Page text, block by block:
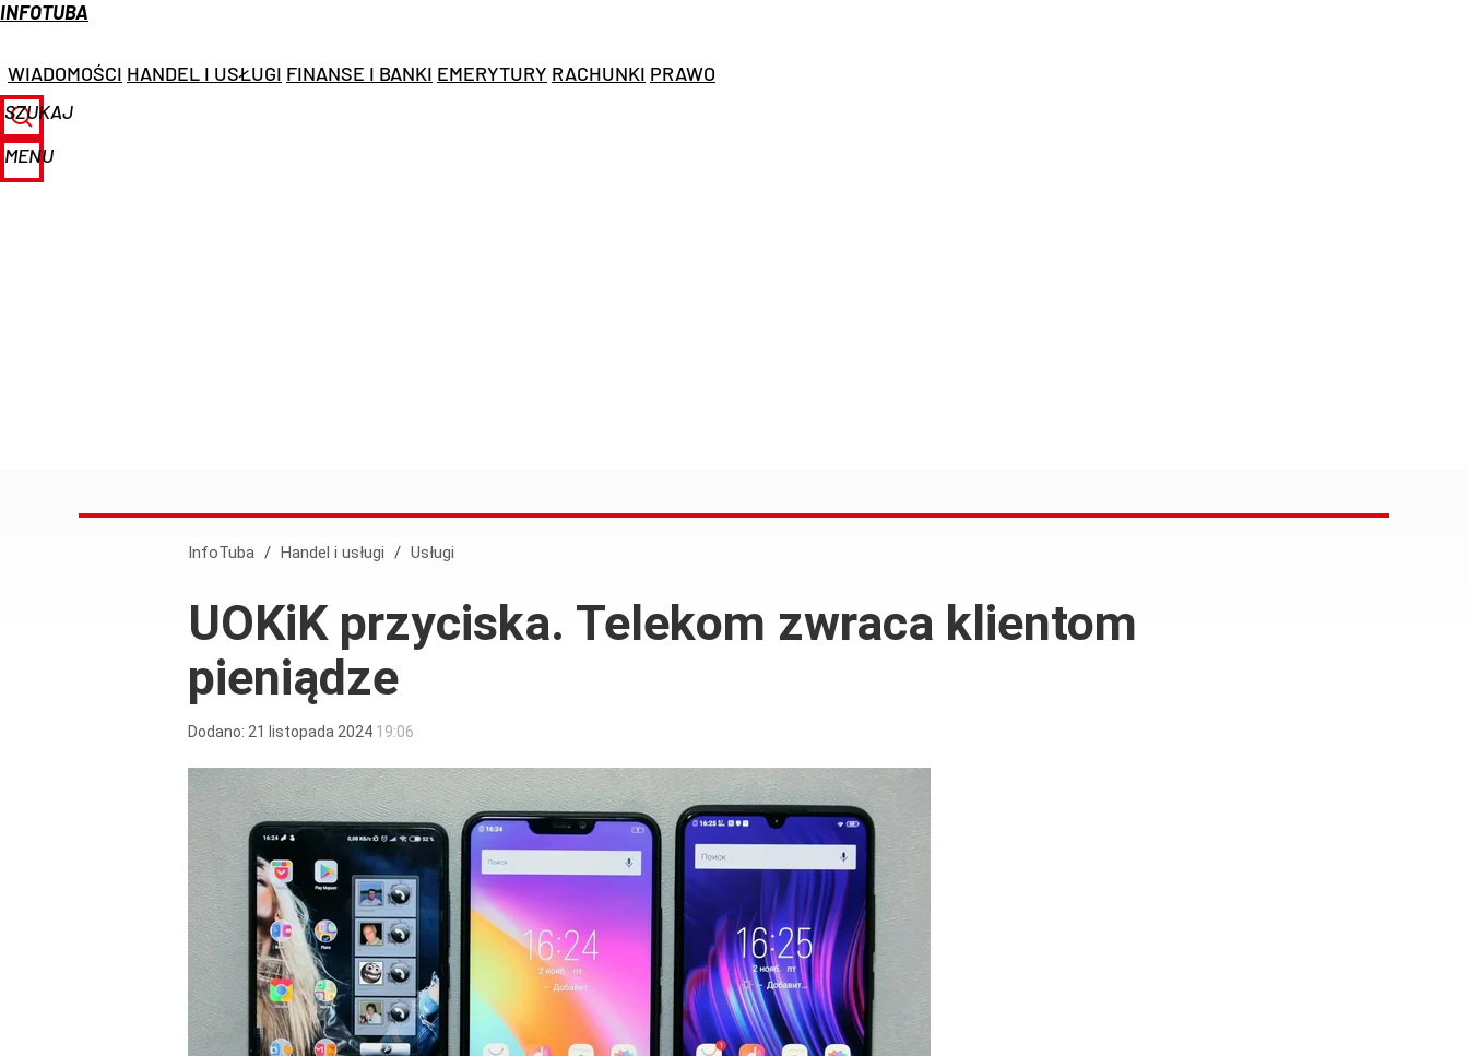
INFOTUBA
WIADOMOŚCI HANDEL I USŁUGI FINANSE I BANKI EMERYTURY RACHUNKI PRAWO
SZUKAJ
MENU
InfoTuba / Handel i usługi / Usługi
UOKiK przyciska. Telekom zwraca klientom
pieniądze
Dodano: 21 listopada 2024 19:06